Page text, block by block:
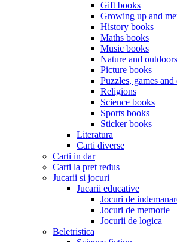
Gift books
Growing up and
History books
Maths books
Music books
Nature and outdoors
Picture books
Puzzles, games and
Religions
Science books
Sports books
Sticker books
Literatura
Carti diverse
Carti in dar
Carti la pret redus
Jucarii si jocuri
Jucarii educative
Jocuri de
Jocuri de memorie
Jocurii de logica
Beletristica